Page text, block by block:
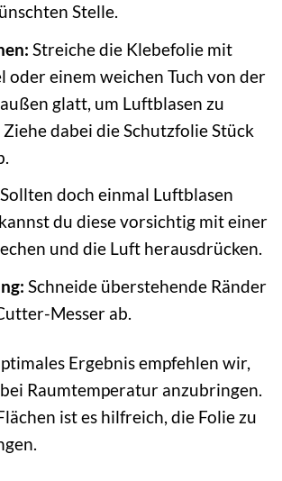
Stelle.
Streiche die Klebefolie mit
oder einem weichen Tuch von der
glatt, um Luftblasen zu
dabei die Schutzfolie Stück
Sollten doch einmal Luftblasen
du diese vorsichtig mit einer
und die Luft herausdrücken.
Schneide überstehende Ränder
Messer ab.
Ergebnis empfehlen wir,
Raumtemperatur anzubringen.
ist es hilfreich, die Folie zu